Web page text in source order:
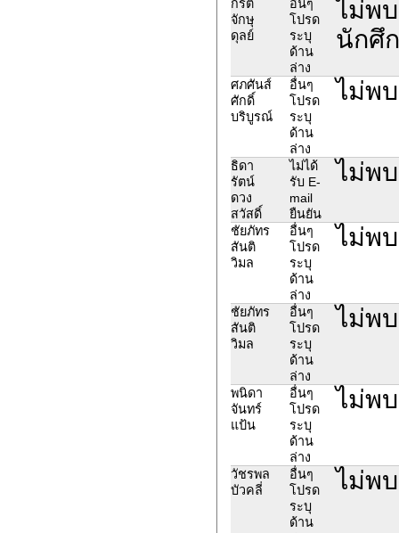
กีรติ
จักษุ
ดุลย์
อื่นๆ
โปรด
ระบุ
ด้าน
ล่าง
ไม่พ
นักศึ
ศภศันส์
ศักดิ์
บริบูรณ์
อื่นๆ
โปรด
ระบุ
ด้าน
ล่าง
ไม่พ
ธิดา
รัตน์
ดวง
สวัสดิ์
ไม่ได้
รับ E-
mail
ยืนยัน
ไม่พ
ชัยภัทร
สันติ
วิมล
อื่นๆ
โปรด
ระบุ
ด้าน
ล่าง
ไม่พ
ชัยภัทร
สันติ
วิมล
อื่นๆ
โปรด
ระบุ
ด้าน
ล่าง
ไม่พ
พนิดา
จันทร์
แป้น
อื่นๆ
โปรด
ระบุ
ด้าน
ล่าง
ไม่พ
วัชรพล
บัวคลี่
อื่นๆ
โปรด
ระบุ
ด้าน
ไม่พ